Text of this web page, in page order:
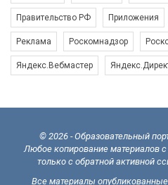
Правительство РФ Приложения
Реклама Роскомнадзор
Яндекс.Вебмастер
© 2026 - Образовательный
Любое копирование материалов
только с обратной активной
Все материалы